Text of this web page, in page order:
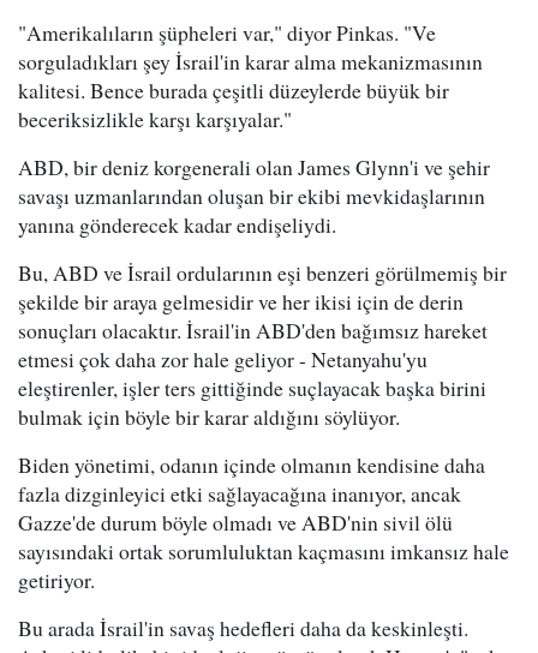
"Amerikalıların şüpheleri var," diyor Pinkas. "Ve
sorguladıkları şey İsrail'in karar alma mekanizmasının
kalitesi. Bence burada çeşitli düzeylerde büyük bir
beceriksizlikle karşı karşıyalar."
ABD, bir deniz korgenerali olan James Glynn'i ve şehir
savaşı uzmanlarından oluşan bir ekibi mevkidaşlarının
yanına gönderecek kadar endişeliydi.
Bu, ABD ve İsrail ordularının eşi benzeri görülmemiş bir
şekilde bir araya gelmesidir ve her ikisi için de derin
sonuçları olacaktır. İsrail'in ABD'den bağımsız hareket
etmesi çok daha zor hale geliyor - Netanyahu'yu
eleştirenler, işler ters gittiğinde suçlayacak başka birini
bulmak için böyle bir karar aldığını söylüyor.
Biden yönetimi, odanın içinde olmanın kendisine daha
fazla dizginleyici etki sağlayacağına inanıyor, ancak
Gazze'de durum böyle olmadı ve ABD'nin sivil ölü
sayısındaki ortak sorumluluktan kaçmasını imkansız hale
getiriyor.
Bu arada İsrail'in savaş hedefleri daha da keskinleşti.